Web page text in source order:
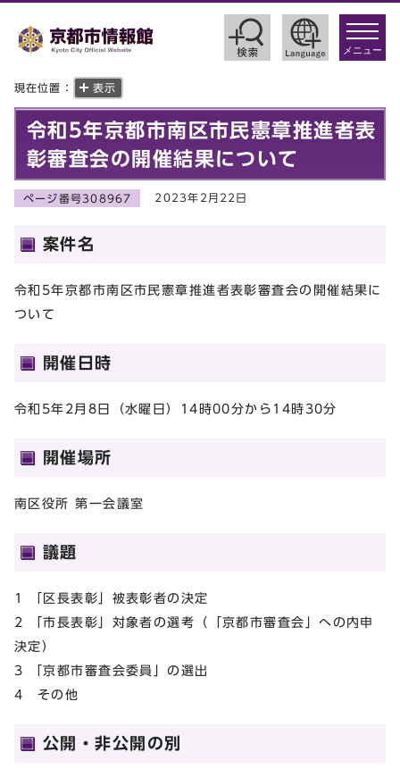
toggle
メニュー
現在位置： 表示
令和5年京都市南区市民憲章推進者表
彰審査会の開催結果について
ページ番号308967 2023年2月22日
案件名
令和5年京都市南区市民憲章推進者表彰審査会の開催結果に
ついて
開催日時
令和5年2月8日（水曜日）14時00分から14時30分
開催場所
南区役所 第一会議室
議題
1 「区長表彰」被表彰者の決定
2 「市長表彰」対象者の選考（「京都市審査会」への内申
決定）
3 「京都市審査会委員」の選出
4 その他
公開・非公開の別